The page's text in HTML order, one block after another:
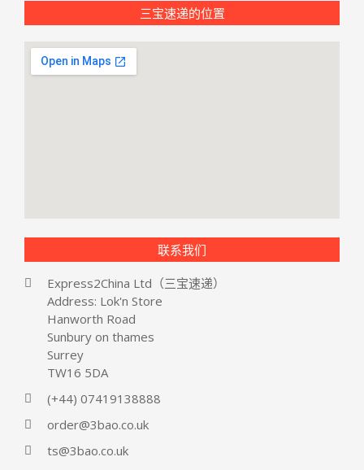
三宝速递的位置
联系我们
Express2China Ltd（三宝速递）
Address: Lok'n Store
Hanworth Road
Sunbury on thames
Surrey
TW16 5DA
(+44) 07419138888
order@3bao.co.uk
ts@3bao.co.uk